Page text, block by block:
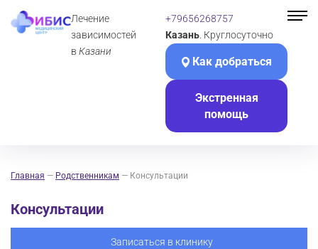
Лечение
зависимостей
в Казани
+79656268757
Казань . Круглосуточно
Как добраться
Экстренная
помощь
Главная — Родственникам — Консультации
Консультации
Записаться в клинику